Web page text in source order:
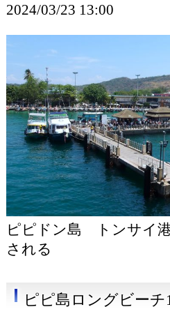
2024/03/23 13:00
ピピドン島 トンサイ
される
ピピ島ロングビーチ